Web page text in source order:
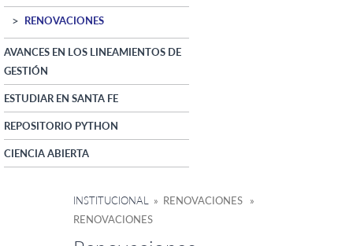
RENOVACIONES
AVANCES EN LOS LINEAMIENTOS DE
GESTIÓN
ESTUDIAR EN SANTA FE
REPOSITORIO PYTHON
CIENCIA ABIERTA
INSTITUCIONAL
» RENOVACIONES »
RENOVACIONES